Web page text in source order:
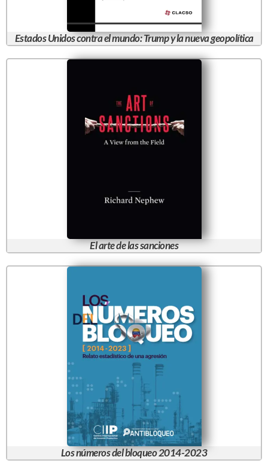
Estados Unidos contra el mundo: Trump y la nueva geopolítica
El arte de las sanciones
Los números del bloqueo 2014-2023